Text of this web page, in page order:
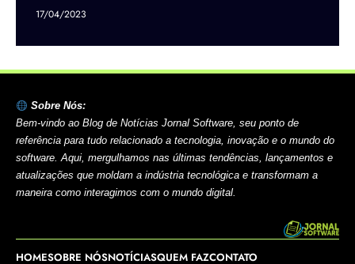
17/04/2023
Sobre Nós:
Bem-vindo ao Blog de Notícias Jornal Software, seu ponto de
referência para tudo relacionado a tecnologia, inovação e o mundo do
software. Aqui, mergulhamos nas últimas tendências, lançamentos e
atualizações que moldam a indústria tecnológica e transformam a
maneira como interagimos com o mundo digital.
HOMESOBRE NÓSNOTÍCIASQUEM FAZCONTATO